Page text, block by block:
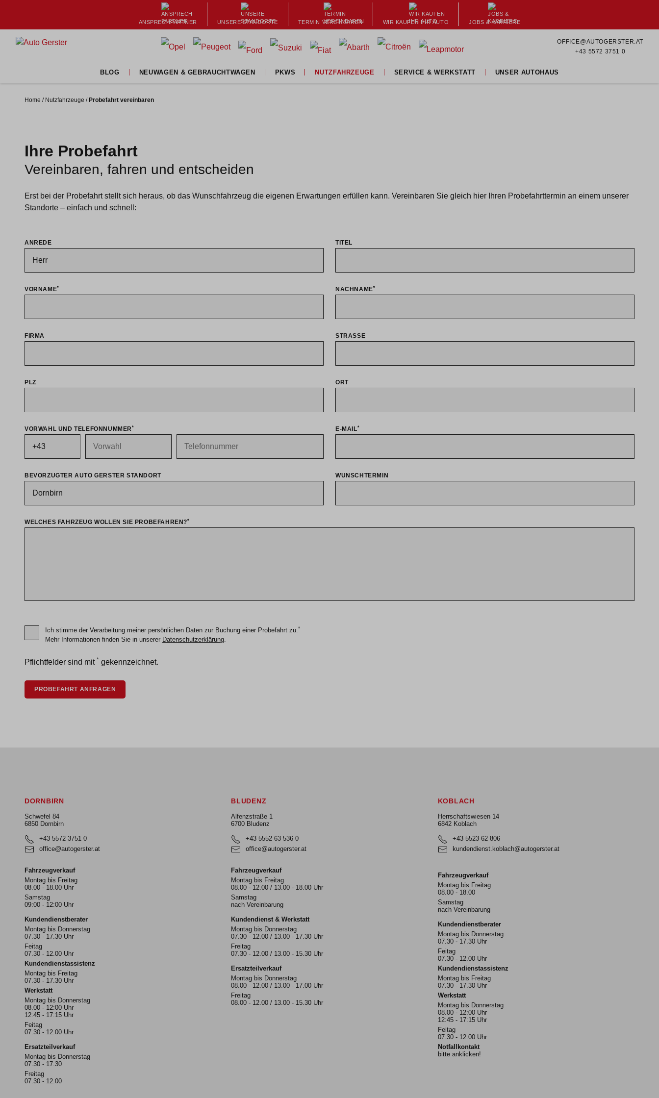
ANSPRECH­PARTNER UNSERE STANDORTE TERMIN VEREINBAREN WIR KAUFEN IHR AUTO JOBS & KARRIERE
OFFICE@AUTOGERSTER.AT
+43 5572 3751 0
BLOG
Aktionen
NEUWAGEN & GEBRAUCHTWAGEN PKWS
Suzuki PKWs
NUTZFAHRZEUGE SERVICE & WERKSTATT
Zusätzliche Dienstleistungen
UNSER AUTOHAUS
Home / Nutzfahrzeuge / Probefahrt vereinbaren
Ihre Probefahrt
Vereinbaren, fahren und entscheiden
Erst bei der Probefahrt stellt sich heraus, ob das Wunschfahrzeug die eigenen Erwartungen erfüllen kann. Vereinbaren Sie gleich hier Ihren Probefahrttermin an einem unserer
Standorte – einfach und schnell:
ANREDE TITEL
VORNAME* NACHNAME*
FIRMA STRASSE
PLZ ORT
VORWAHL UND TELEFONNUMMER * E-MAIL*
BEVORZUGTER AUTO GERSTER STANDORT WUNSCHTERMIN
WELCHES FAHRZEUG WOLLEN SIE PROBEFAHREN?*
Ich stimme der Verarbeitung meiner persönlichen Daten zur Buchung einer Probefahrt zu.*
Mehr Informationen finden Sie in unserer Datenschutzerklärung.
Pflichtfelder sind mit * gekennzeichnet.
PROBEFAHRT ANFRAGEN
DORNBIRN
Schwefel 84
6850 Dornbirn
+43 5572 3751 0
office@autogerster.at
Fahrzeugverkauf
Montag bis Freitag
08.00 - 18.00 Uhr
Samstag
09:00 - 12:00 Uhr
Kundendienstberater
Montag bis Donnerstag
07.30 - 17.30 Uhr
Feitag
07.30 - 12.00 Uhr
Kundendienstassistenz
Montag bis Freitag
07.30 - 17.30 Uhr
Werkstatt
Montag bis Donnerstag
08.00 - 12:00 Uhr
12:45 - 17:15 Uhr
Feitag
07.30 - 12.00 Uhr
Ersatzteilverkauf
Montag bis Donnerstag
07.30 - 17.30
Freitag
07.30 - 12.00
BLUDENZ
Alfenzstraße 1
6700 Bludenz
+43 5552 63 536 0
office@autogerster.at
Fahrzeugverkauf
Montag bis Freitag
08.00 - 12.00 / 13.00 - 18.00 Uhr
Samstag
nach Vereinbarung
Kundendienst & Werkstatt
Montag bis Donnerstag
07.30 - 12.00 / 13.00 - 17.30 Uhr
Freitag
07.30 - 12.00 / 13.00 - 15.30 Uhr
Ersatzteilverkauf
Montag bis Donnerstag
08.00 - 12.00 / 13.00 - 17.00 Uhr
Freitag
08.00 - 12.00 / 13.00 - 15.30 Uhr
KOBLACH
Herrschaftswiesen 14
6842 Koblach
+43 5523 62 806
kundendienst.koblach@autogerster.at
Fahrzeugverkauf
Montag bis Freitag
08.00 - 18.00
Samstag
nach Vereinbarung
Kundendienstberater
Montag bis Donnerstag
07.30 - 17.30 Uhr
Feitag
07.30 - 12.00 Uhr
Kundendienstassistenz
Montag bis Freitag
07.30 - 17.30 Uhr
Werkstatt
Montag bis Donnerstag
08.00 - 12:00 Uhr
12:45 - 17:15 Uhr
Feitag
07.30 - 12.00 Uhr
Notfallkontakt
bitte anklicken!